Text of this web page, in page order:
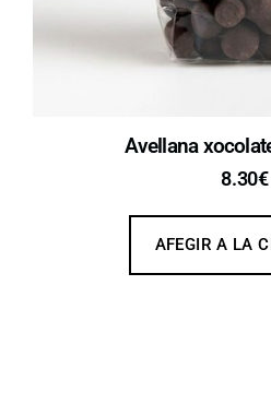
Avellana
8.30€
AFEGIR A LA